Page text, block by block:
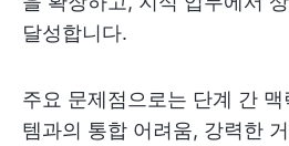
달성합니다.
주요 문제점으로는 단계 간
템과의 통합 어려움, 강력한